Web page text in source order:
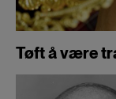
Tøft å være